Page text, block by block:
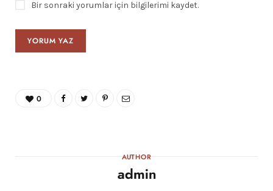
Bir sonraki yorumlar için bilgilerimi kaydet.
0
AUTHOR
admin